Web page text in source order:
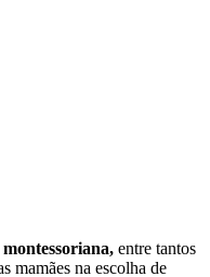
entre tantos
mamães na escolha de